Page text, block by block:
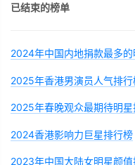
已结束的榜单
2024年中国内地捐款最多
2025年香港男演员人气排行
2025年春晚观众最期待明
2024香港影响力巨星排行榜
2023年中国大陆女明星颜